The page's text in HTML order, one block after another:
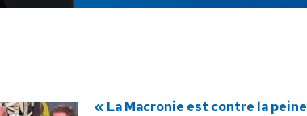
« La Macronie est contre la peine